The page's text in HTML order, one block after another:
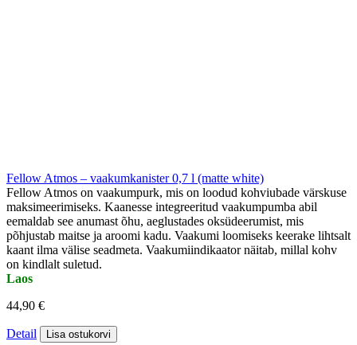
Fellow Atmos – vaakumkanister 0,7 l (matte white)
Fellow Atmos on vaakumpurk, mis on loodud kohviubade värskuse
maksimeerimiseks. Kaanesse integreeritud vaakumpumba abil
eemaldab see anumast õhu, aeglustades oksüdeerumist, mis
põhjustab maitse ja aroomi kadu. Vaakumi loomiseks keerake lihtsalt
kaant ilma välise seadmeta. Vaakumiindikaator näitab, millal kohv
on kindlalt suletud.
Laos
44,90 €
Detail Lisa ostukorvi